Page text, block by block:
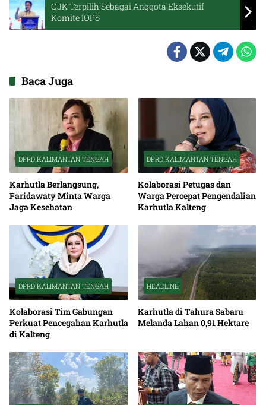
OJK Terpilih Sebagai Anggota Eksekutif
Komite IOPS
Baca Juga
DPRD KALIMANTAN TENGAH
Karhutla Berlangsung,
Faridawaty Minta Warga
Jaga Kesehatan
DPRD KALIMANTAN TENGAH
Kolaborasi Petugas dan
Warga Percepat Pengendalian
Karhutla Kalteng
DPRD KALIMANTAN TENGAH
Kolaborasi Tim Gabungan
Perkuat Pencegahan Karhutla
di Kalteng
HEADLINE
Karhutla di Tahura Sabaru
Melanda Lahan 0,91 Hektare